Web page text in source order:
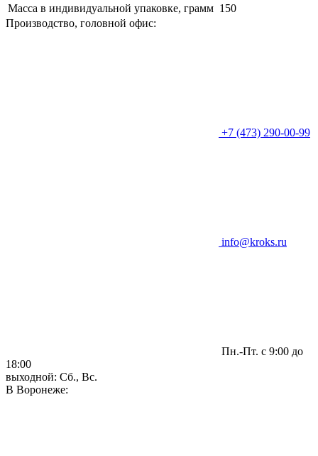
Масса в индивидуальной упаковке, грамм 150
Производство, головной офис:
+7 (473) 290-00-99
info@kroks.ru
Пн.-Пт. с 9:00 до
18:00
выходной: Сб., Вс.
В Воронеже: